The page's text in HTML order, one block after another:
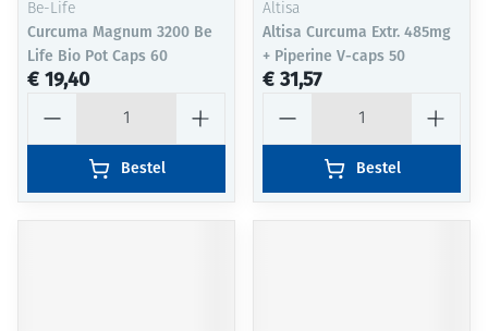
Be-Life
Curcuma Magnum 3200 Be
Life Bio Pot Caps 60
€ 19,40
Bestel
Altisa
Altisa Curcuma Extr. 485mg
+ Piperine V-caps 50
€ 31,57
Bestel